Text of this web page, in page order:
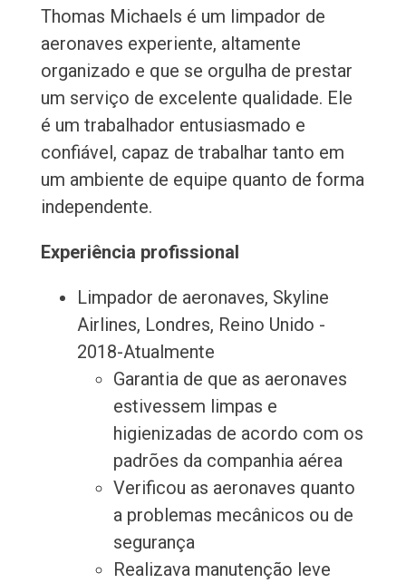
Thomas Michaels é um limpador de
aeronaves experiente, altamente
organizado e que se orgulha de prestar
um serviço de excelente qualidade. Ele
é um trabalhador entusiasmado e
confiável, capaz de trabalhar tanto em
um ambiente de equipe quanto de forma
independente.
Experiência profissional
Limpador de aeronaves, Skyline
Airlines, Londres, Reino Unido -
2018-Atualmente
Garantia de que as aeronaves
estivessem limpas e
higienizadas de acordo com os
padrões da companhia aérea
Verificou as aeronaves quanto
a problemas mecânicos ou de
segurança
Realizava manutenção leve